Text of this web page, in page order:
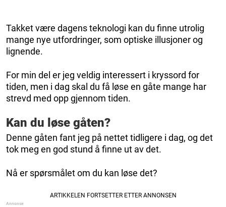
Takket være dagens teknologi kan du finne utrolig
mange nye utfordringer, som optiske illusjoner og
lignende.
For min del er jeg veldig interessert i kryssord for
tiden, men i dag skal du få løse en gåte mange har
strevd med opp gjennom tiden.
Kan du løse gåten?
Denne gåten fant jeg på nettet tidligere i dag, og det
tok meg en god stund å finne ut av det.
Nå er spørsmålet om du kan løse det?